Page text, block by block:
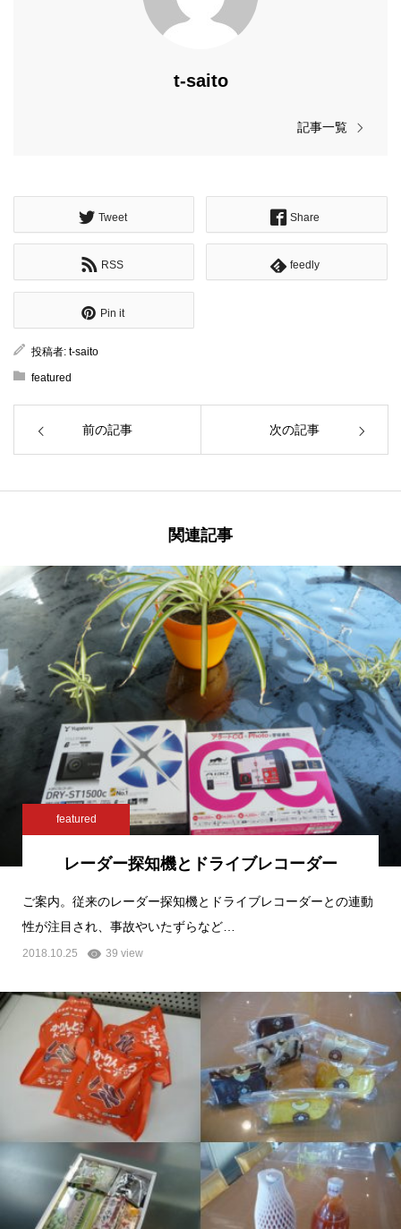
t-saito
記事一覧
Tweet Share
RSS feedly
Pin it
投稿者: t-saito
featured
前の記事 次の記事
関連記事
featured
レーダー探知機とドライブレコーダー
ご案内。従来のレーダー探知機とドライブレコーダーとの連動
性が注目され、事故やいたずらなど…
2018.10.25 39 view